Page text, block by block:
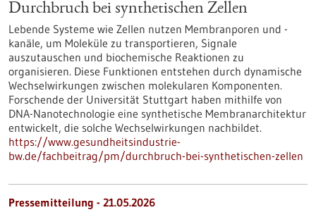
Durchbruch bei synthetischen Zellen
Lebende Systeme wie Zellen nutzen Membranporen und -
kanäle, um Moleküle zu transportieren, Signale
auszutauschen und biochemische Reaktionen zu
organisieren. Diese Funktionen entstehen durch dynamische
Wechselwirkungen zwischen molekularen Komponenten.
Forschende der Universität Stuttgart haben mithilfe von
DNA-Nanotechnologie eine synthetische Membranarchitektur
entwickelt, die solche Wechselwirkungen nachbildet.
https://www.gesundheitsindustrie-
bw.de/fachbeitrag/pm/durchbruch-bei-synthetischen-zellen
Pressemitteilung - 21.05.2026